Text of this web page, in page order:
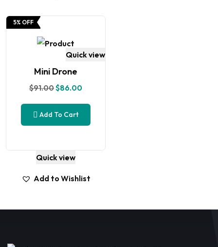
5% OFF
Quick view
Mini Drone
$91.00$86.00
Add To Cart
Quick view
Add to Wishlist